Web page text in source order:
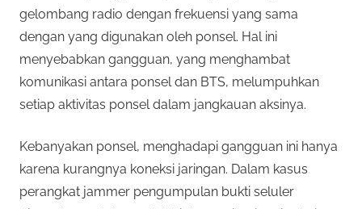
gelombang radio dengan frekuensi yang sama
dengan yang digunakan oleh ponsel. Hal ini
menyebabkan gangguan, yang menghambat
komunikasi antara ponsel dan BTS, melumpuhkan
setiap aktivitas ponsel dalam jangkauan aksinya.
Kebanyakan ponsel, menghadapi gangguan ini hanya
karena kurangnya koneksi jaringan. Dalam kasus
perangkat jammer pengumpulan bukti seluler